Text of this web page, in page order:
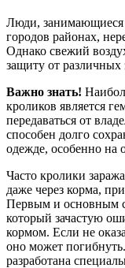
Люди, занимающиеся
городов районах,
Однако свежий
защиту от различных
Важно знать!
кроликов является
передаваться от
способен долго
одежде, особенно на
Часто кролики
даже через корма,
Первым и основным
который зачастую
кормом. Если не
оно может
разработана